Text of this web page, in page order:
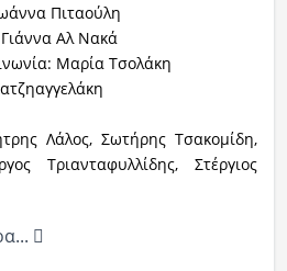
Πιταούλη
Γιάννα Αλ Νακά
Μαρία Τσολάκη
Λάλος, Σωτήρης Τσακομίδη,
Τριανταφυλλίδης, Στέργιος